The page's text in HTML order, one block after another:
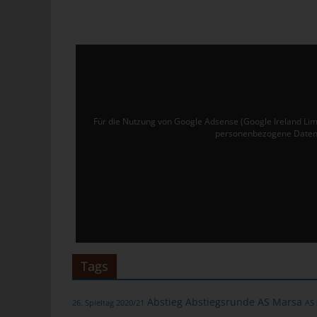
Für die Nutzung von Google Adsense (Google Ireland
personenbezogene
Tags
26. Spieltag 2020/21 Abstieg Abstiegsrunde AS Marsa